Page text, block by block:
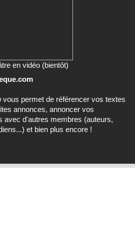
en vidéo (bientôt)
vous permet de référencer vos textes
annonces, annoncer vos
avec d'autres membres (auteurs,
et bien plus encore !